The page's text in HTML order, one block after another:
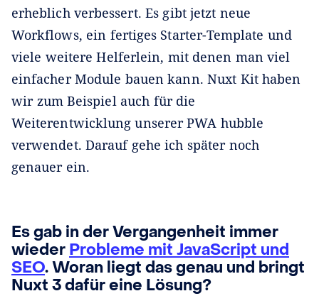
erheblich verbessert. Es gibt jetzt neue
Workflows, ein fertiges Starter-Template und
viele weitere Helferlein, mit denen man viel
einfacher Module bauen kann. Nuxt Kit haben
wir zum Beispiel auch für die
Weiterentwicklung unserer PWA hubble
verwendet. Darauf gehe ich später noch
genauer ein.
Es gab in der Vergangenheit immer
wieder Probleme mit JavaScript und
SEO. Woran liegt das genau und bringt
Nuxt 3 dafür eine Lösung?